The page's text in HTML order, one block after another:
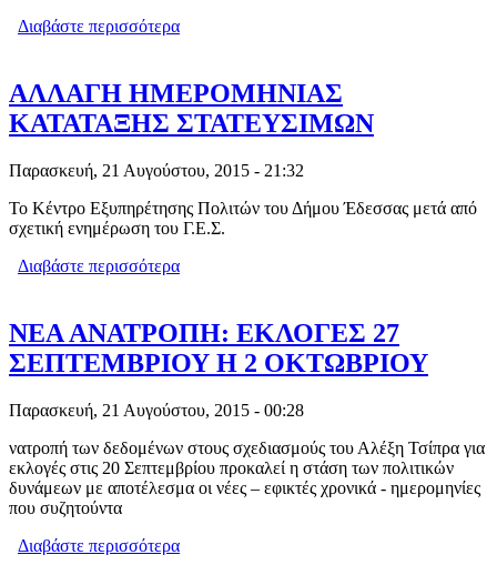
Διαβάστε περισσότερα
ΑΛΛΑΓΗ ΗΜΕΡΟΜΗΝΙΑΣ
ΚΑΤΑΤΑΞΗΣ ΣΤΑΤΕΥΣΙΜΩΝ
Παρασκευή, 21 Αυγούστου, 2015 - 21:32
Το Κέντρο Εξυπηρέτησης Πολιτών του Δήμου Έδεσσας μετά από
σχετική ενημέρωση του Γ.Ε.Σ.
Διαβάστε περισσότερα
ΝΕΑ ΑΝΑΤΡΟΠΗ: ΕΚΛΟΓΕΣ 27
ΣΕΠΤΕΜΒΡΙΟΥ Η 2 ΟΚΤΩΒΡΙΟΥ
Παρασκευή, 21 Αυγούστου, 2015 - 00:28
νατροπή των δεδομένων στους σχεδιασμούς του Αλέξη Τσίπρα για
εκλογές στις 20 Σεπτεμβρίου προκαλεί η στάση των πολιτικών
δυνάμεων με αποτέλεσμα οι νέες – εφικτές χρονικά - ημερομηνίες
που συζητούντα
Διαβάστε περισσότερα